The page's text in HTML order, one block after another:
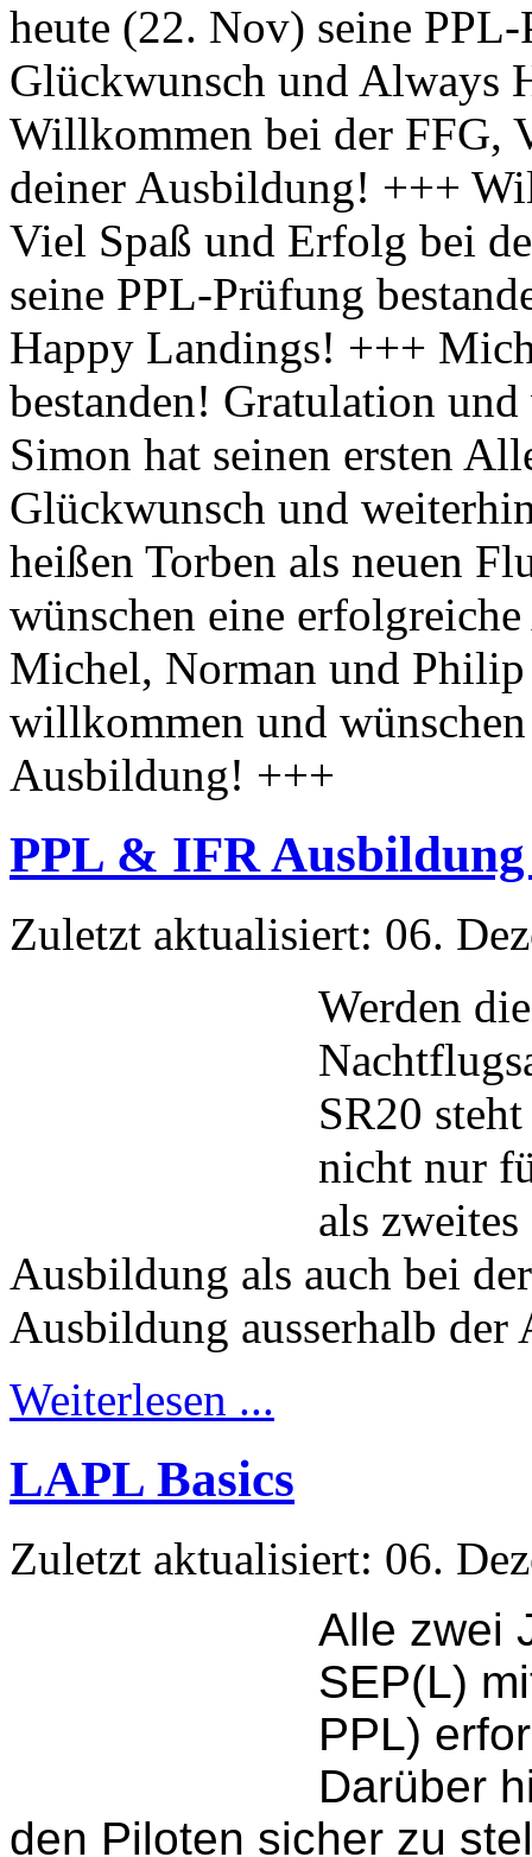
PPL & IFR
Zuletzt aktualisiert: 06.
Werden
SR20
nicht nur
als
Ausbildung als auch bei
Ausbildung ausserhalb der
Weiterlesen ...
LAPL Basics
Zuletzt aktualisiert: 06.
Alle zwei
SEP(L)
PPL)
Darüber
den Piloten sicher zu